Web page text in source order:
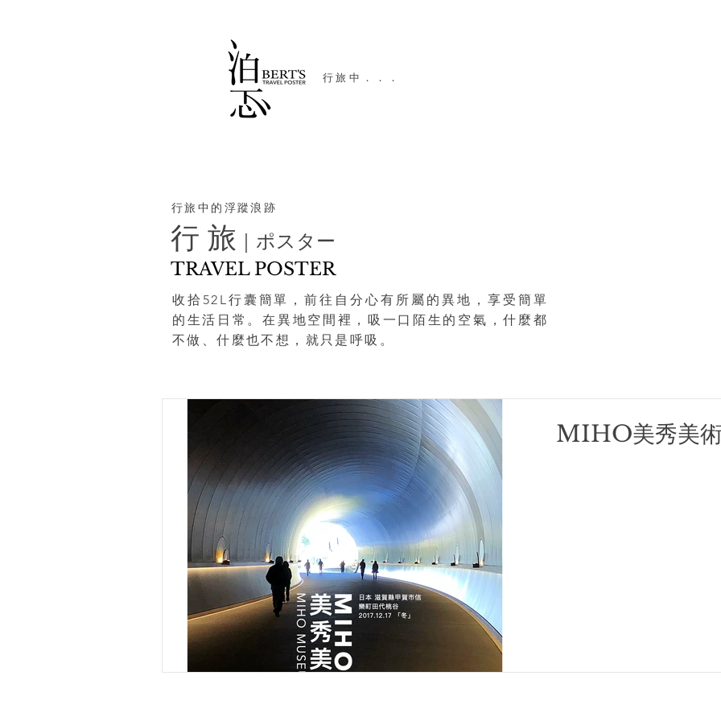
​行旅中．．．
行旅中的浮蹤浪跡
行 旅 ｜ポスター
TRAVEL POSTER
收拾52L行囊簡單，前往自分心有所屬的異地，享受簡單
的生活日常。在異地空間裡，吸一口陌生的空氣，什麼都
不做、什麼也不想，就只是呼吸。
MIHO美秀美